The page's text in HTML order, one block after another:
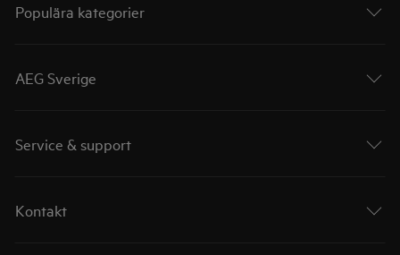
Populära kategorier
AEG Sverige
Service & support
Kontakt